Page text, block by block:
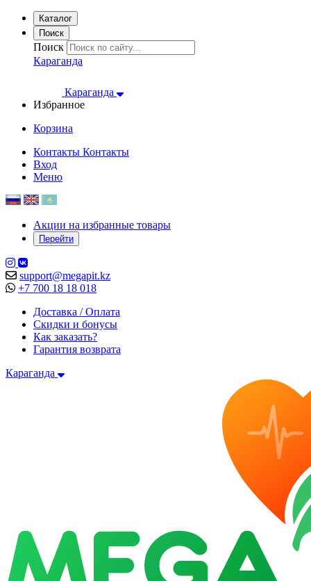
Каталог
Поиск
Поиск
Караганда
Караганда
Избранное
Корзина
Контакты Контакты
Вход
Меню
Акции на избранные товары
Перейти
support@megapit.kz
+7 700 18 18 018
Доставка / Оплата
Скидки и бонусы
Как заказать?
Гарантия возврата
Караганда